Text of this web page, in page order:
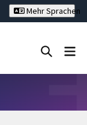
Mehr Sprachen